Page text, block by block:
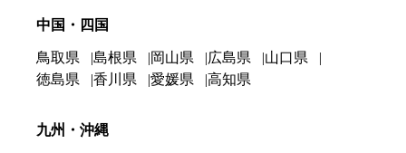
中国・四国
鳥取県 島根県 岡山県 広島県
山口県
徳島県
香川県 愛媛県 高知県
九州・沖縄